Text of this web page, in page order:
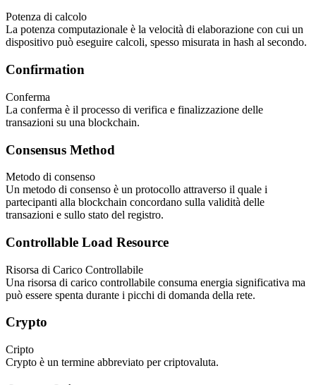
Potenza di calcolo
La potenza computazionale è la velocità di elaborazione con cui un
dispositivo può eseguire calcoli, spesso misurata in hash al secondo.
Confirmation
Conferma
La conferma è il processo di verifica e finalizzazione delle
transazioni su una blockchain.
Consensus Method
Metodo di consenso
Un metodo di consenso è un protocollo attraverso il quale i
partecipanti alla blockchain concordano sulla validità delle
transazioni e sullo stato del registro.
Controllable Load Resource
Risorsa di Carico Controllabile
Una risorsa di carico controllabile consuma energia significativa ma
può essere spenta durante i picchi di domanda della rete.
Crypto
Cripto
Crypto è un termine abbreviato per criptovaluta.